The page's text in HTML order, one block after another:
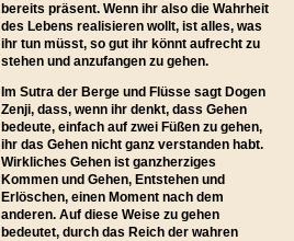
bereits präsent. Wenn ihr also die Wahrheit
des Lebens realisieren wollt, ist alles, was
ihr tun müsst, so gut ihr könnt aufrecht zu
stehen und anzufangen zu gehen.
Im Sutra der Berge und Flüsse sagt Dogen
Zenji, dass, wenn ihr denkt, dass Gehen
bedeute, einfach auf zwei Füßen zu gehen,
ihr das Gehen nicht ganz verstanden habt.
Wirkliches Gehen ist ganzherziges
Kommen und Gehen, Entstehen und
Erlöschen, einen Moment nach dem
anderen. Auf diese Weise zu gehen
bedeutet, durch das Reich der wahren